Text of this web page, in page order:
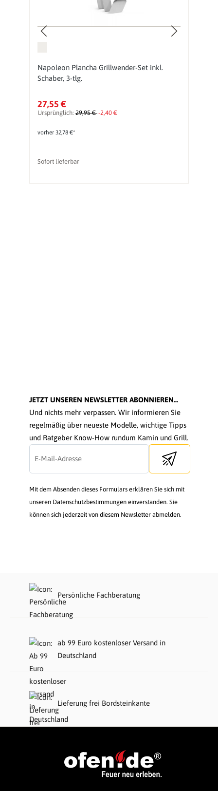
Napoleon Plancha Grillwender-Set inkl.
Schaber, 3-tlg.
27,55 €
Ursprünglich: 29,95 €-2,40 €
vorher 32,78 €*
Sofort lieferbar
JETZT UNSEREN NEWSLETTER ABONNIEREN...
Und nichts mehr verpassen. Wir informieren Sie
regelmäßig über neueste Modelle, wichtige Tipps
und Ratgeber Know-How rundum Kamin und Grill.
Send newsletter
Mit dem Absenden dieses Formulars erklären Sie sich mit
unseren Datenschutzbestimmungen einverstanden. Sie
können sich jederzeit von diesem Newsletter abmelden.
Persönliche Fachberatung
ab 99 Euro kostenloser Versand in
Deutschland
Lieferung frei Bordsteinkante